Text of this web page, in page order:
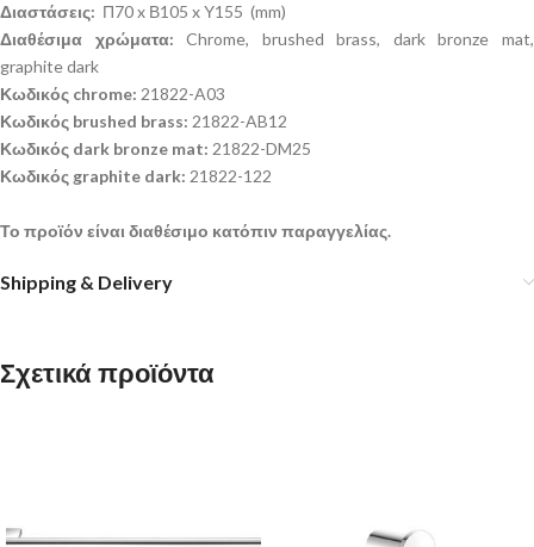
Διαστάσεις: Π70 x Β105 x Υ155 (mm)
Διαθέσιμα χρώματα: Chrome, brushed brass, dark bronze mat,
graphite dark
Κωδικός chrome: 21822-A03
Κωδικός brushed brass: 21822-AB12
Κωδικός dark bronze mat: 21822-DM25
Κωδικός graphite dark: 21822-122
Το προϊόν είναι διαθέσιμο κατόπιν παραγγελίας.
Shipping & Delivery
Σχετικά προϊόντα